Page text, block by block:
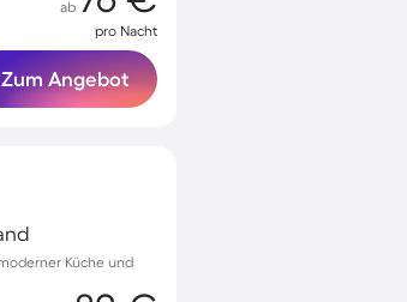
ab
pro Nacht
Zum Angebot
Küche und